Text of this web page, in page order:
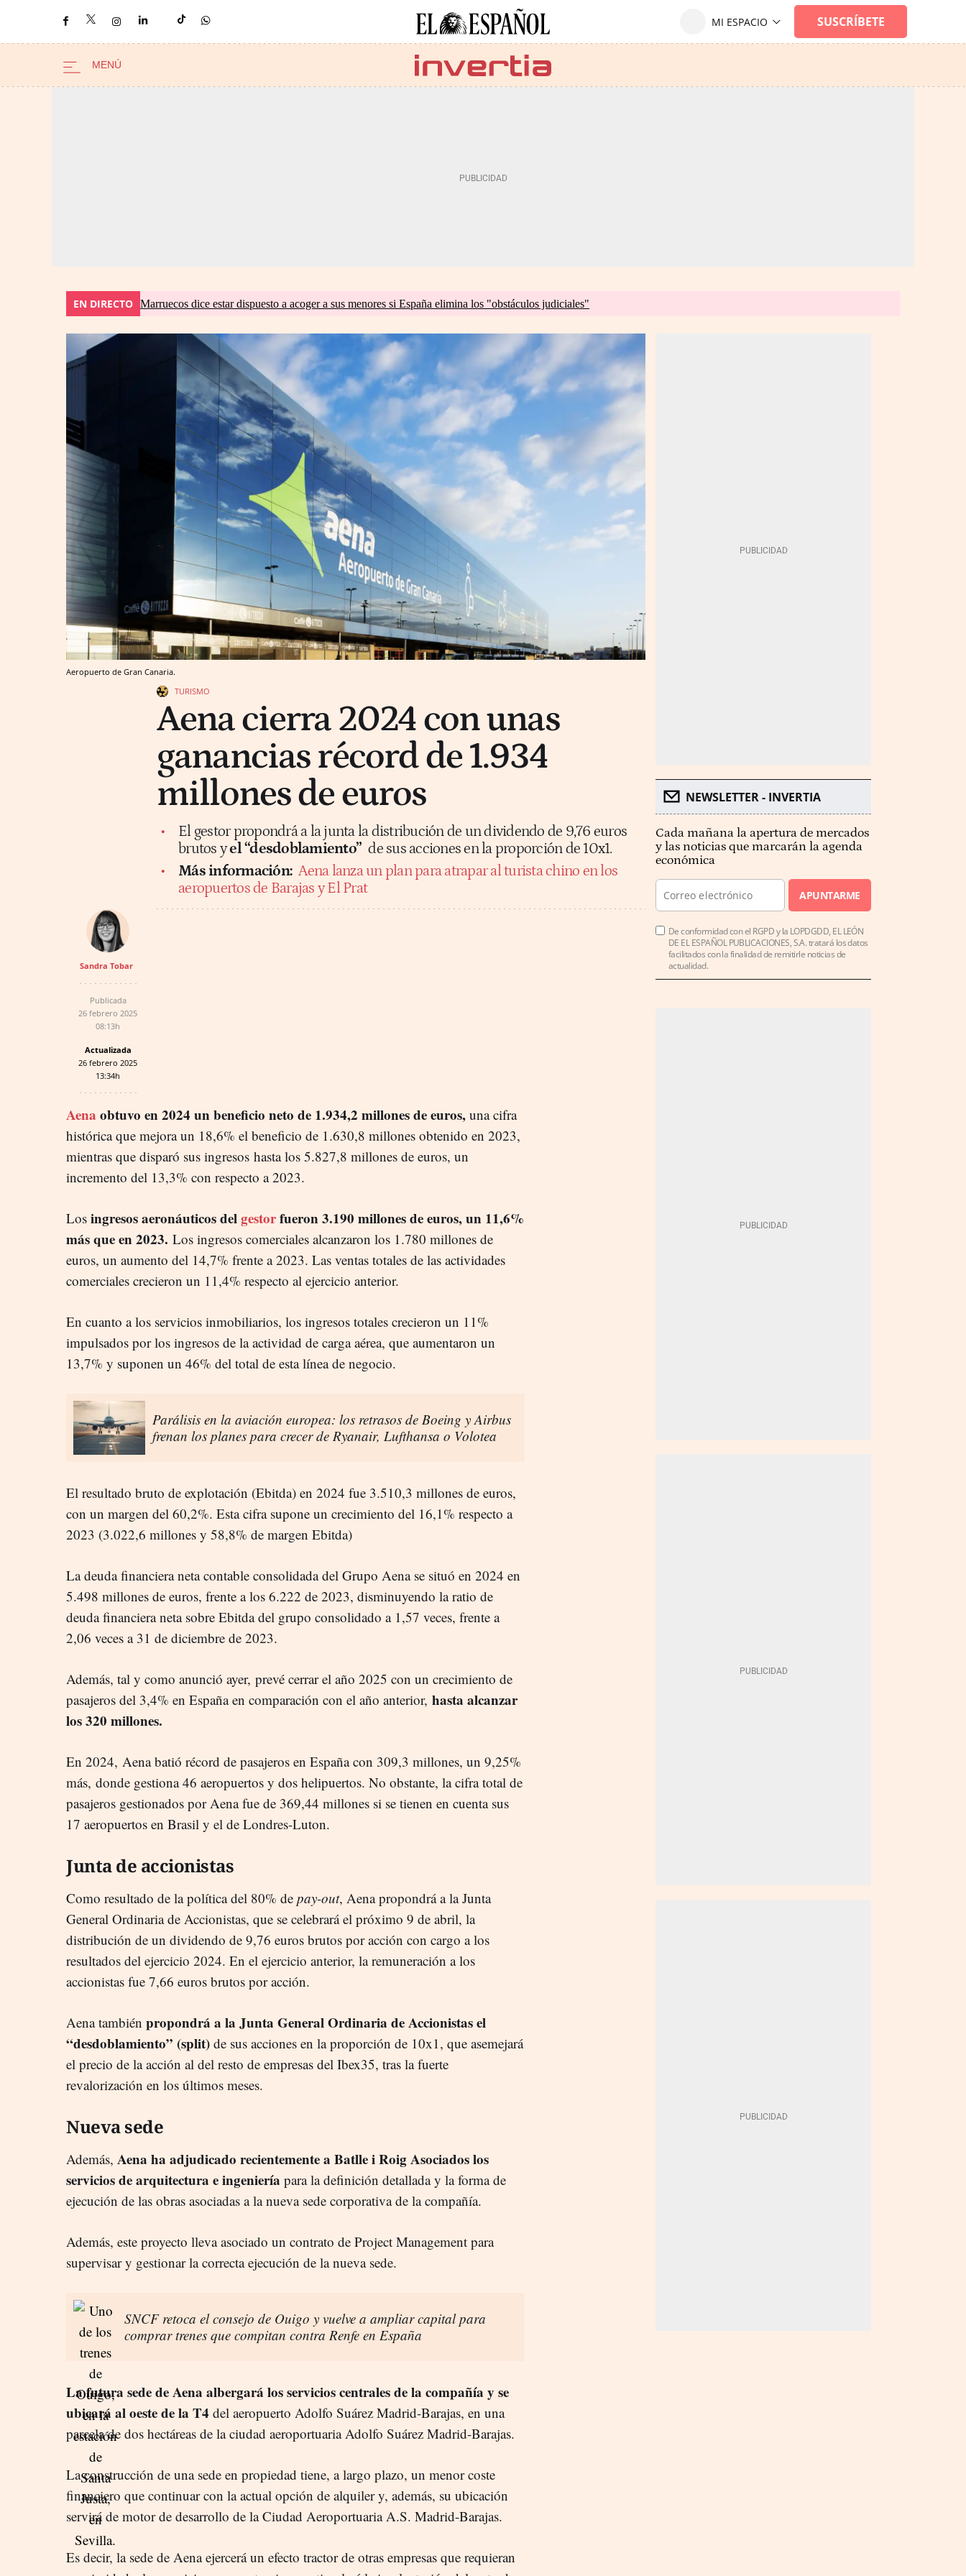
EN DIRECTO Marruecos dice estar dispuesto a acoger a sus menores si España elimina los "obstáculos judiciales"
Aeropuerto de Gran Canaria.
TURISMO
Aena cierra 2024 con unas
ganancias récord de 1.934
millones de euros
El gestor propondrá a la junta la distribución de un dividendo de 9,76 euros
brutos yel “desdoblamiento” de sus acciones en la proporción de 10x1.
Más información: Aena lanza un plan para atrapar al turista chino en los
aeropuertos de Barajas y El Prat
Sandra Tobar
Publicada
26 febrero 2025
08:13h
Actualizada
26 febrero 2025
13:34h
Aena obtuvo en 2024 un beneficio neto de 1.934,2 millones de euros, una cifra
histórica que mejora un 18,6% el beneficio de 1.630,8 millones obtenido en 2023,
mientras que disparó sus ingresos hasta los 5.827,8 millones de euros, un
incremento del 13,3% con respecto a 2023.
Los ingresos aeronáuticos delgestorfueron 3.190 millones de euros, un 11,6%
más que en 2023. Los ingresos comerciales alcanzaron los 1.780 millones de
euros, un aumento del 14,7% frente a 2023. Las ventas totales de las actividades
comerciales crecieron un 11,4% respecto al ejercicio anterior.
En cuanto a los servicios inmobiliarios, los ingresos totales crecieron un 11%
impulsados por los ingresos de la actividad de carga aérea, que aumentaron un
13,7% y suponen un 46% del total de esta línea de negocio.
Parálisis en la aviación europea: los retrasos de Boeing y Airbus
frenan los planes para crecer de Ryanair, Lufthansa o Volotea
El resultado bruto de explotación (Ebitda) en 2024 fue 3.510,3 millones de euros,
con un margen del 60,2%. Esta cifra supone un crecimiento del 16,1% respecto a
2023 (3.022,6 millones y 58,8% de margen Ebitda)
La deuda financiera neta contable consolidada del Grupo Aena se situó en 2024 en
5.498 millones de euros, frente a los 6.222 de 2023, disminuyendo la ratio de
deuda financiera neta sobre Ebitda del grupo consolidado a 1,57 veces, frente a
2,06 veces a 31 de diciembre de 2023.
Además, tal y como anunció ayer, prevé cerrar el año 2025 con un crecimiento de
pasajeros del 3,4% en España en comparación con el año anterior, hasta alcanzar
los 320 millones.
En 2024, Aena batió récord de pasajeros en España con 309,3 millones, un 9,25%
más, donde gestiona 46 aeropuertos y dos helipuertos. No obstante, la cifra total de
pasajeros gestionados por Aena fue de 369,44 millones si se tienen en cuenta sus
17 aeropuertos en Brasil y el de Londres-Luton.
Junta de accionistas
Como resultado de la política del 80% de pay-out, Aena propondrá a la Junta
General Ordinaria de Accionistas, que se celebrará el próximo 9 de abril, la
distribución de un dividendo de 9,76 euros brutos por acción con cargo a los
resultados del ejercicio 2024. En el ejercicio anterior, la remuneración a los
accionistas fue 7,66 euros brutos por acción.
Aena también propondrá a la Junta General Ordinaria de Accionistas el
“desdoblamiento” (split) de sus acciones en la proporción de 10x1, que asemejará
el precio de la acción al del resto de empresas del Ibex35, tras la fuerte
revalorización en los últimos meses.
Nueva sede
Además, Aena ha adjudicado recientemente a Batlle i Roig Asociados los
servicios de arquitectura e ingeniería para la definición detallada y la forma de
ejecución de las obras asociadas a la nueva sede corporativa de la compañía.
Además, este proyecto lleva asociado un contrato de Project Management para
supervisar y gestionar la correcta ejecución de la nueva sede.
SNCF retoca el consejo de Ouigo y vuelve a ampliar capital para
comprar trenes que compitan contra Renfe en España
La futura sede de Aena albergará los servicios centrales de la compañía y se
ubicará al oeste de la T4 del aeropuerto Adolfo Suárez Madrid-Barajas, en una
parcela de dos hectáreas de la ciudad aeroportuaria Adolfo Suárez Madrid-Barajas.
La construcción de una sede en propiedad tiene, a largo plazo, un menor coste
financiero que continuar con la actual opción de alquiler y, además, su ubicación
servirá de motor de desarrollo de la Ciudad Aeroportuaria A.S. Madrid-Barajas.
Es decir, la sede de Aena ejercerá un efecto tractor de otras empresas que requieran
NEWSLETTER - INVERTIA
Cada mañana la apertura de mercados
y las noticias que marcarán la agenda
económica
APUNTARME
De conformidad con el RGPD y la LOPDGDD, EL LEÓN
DE EL ESPAÑOL PUBLICACIONES, S.A. tratará los datos
facilitados con la finalidad de remitirle noticias de
actualidad.